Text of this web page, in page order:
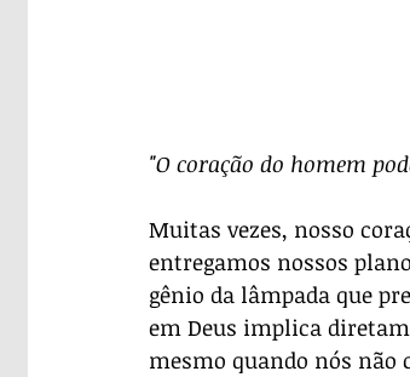
"O coração do homem
Muitas vezes, nosso
entregamos nossos
gênio da lâmpada que
em Deus implica
mesmo quando nós não